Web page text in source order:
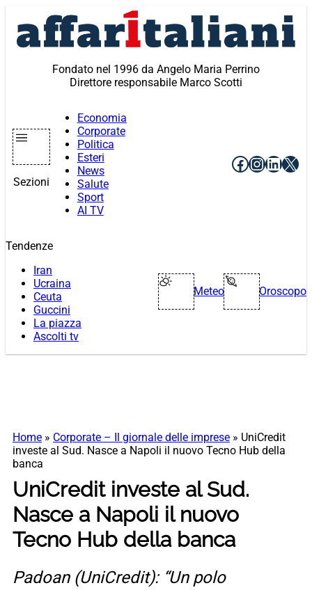
contenuto
Fondato nel 1996 da Angelo Maria Perrino
Direttore responsabile Marco Scotti
Sezioni
Economia
Corporate
Politica
Esteri
News
Salute
Sport
AI TV
Facebook
X
Tendenze
Iran
Ucraina
Ceuta
Guccini
La piazza
Ascolti tv
Meteo Oroscopo
Home » Corporate – Il giornale delle imprese » UniCredit
investe al Sud. Nasce a Napoli il nuovo Tecno Hub della
banca
UniCredit investe al Sud.
Nasce a Napoli il nuovo
Tecno Hub della banca
Padoan (UniCredit): “Un polo